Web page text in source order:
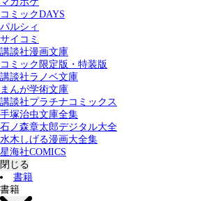
コミックDAYS
パルシィ
サイコミ
講談社漫画文庫
コミック限定版・特装版
講談社ラノベ文庫
まんが学術文庫
講談社プラチナコミックス
手塚治虫文庫全集
石ノ森章太郎デジタル大全
水木しげる漫画大全集
星海社COMICS
閉じる
書籍
書籍
カテゴリー：
すべての記事